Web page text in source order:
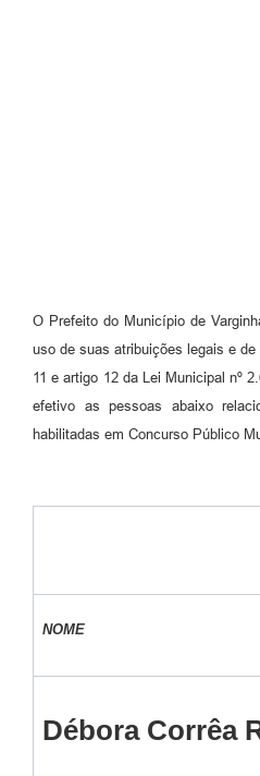
O Prefeito do Município de
uso de suas atribuições legais e
11 e artigo 12 da Lei Municipal nº
efetivo as pessoas abaixo
habilitadas em Concurso Público
NOME
Débora Corrêa